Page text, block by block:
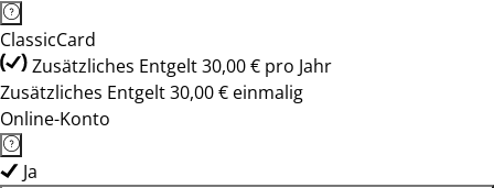
ClassicCard
Zusätzliches Entgelt 30,00 € pro Jahr
Zusätzliches Entgelt 30,00 € einmalig
Online-Konto
Ja